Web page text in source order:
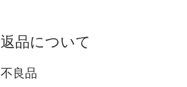
返品について
不良品